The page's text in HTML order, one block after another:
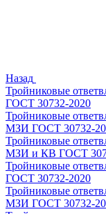
Назад
Тройниковые
ГОСТ 30732-2020
Тройниковые
МЗИ ГОСТ 30732-
Тройниковые
МЗИ и КВ ГОСТ
Тройниковые
ГОСТ 30732-2020
Тройниковые
МЗИ ГОСТ 30732-